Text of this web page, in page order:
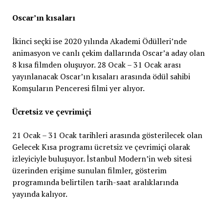
Oscar’ın kısaları
İkinci seçki ise 2020 yılında Akademi Ödülleri’nde
animasyon ve canlı çekim dallarında Oscar’a aday olan
8 kısa filmden oluşuyor. 28 Ocak – 31 Ocak arası
yayınlanacak Oscar’ın kısaları arasında ödül sahibi
Komşuların Penceresi filmi yer alıyor.
Ücretsiz ve çevrimiçi
21 Ocak – 31 Ocak tarihleri arasında gösterilecek olan
Gelecek Kısa programı ücretsiz ve çevrimiçi olarak
izleyiciyle buluşuyor. İstanbul Modern’in web sitesi
üzerinden erişime sunulan filmler, gösterim
programında belirtilen tarih-saat aralıklarında
yayında kalıyor.